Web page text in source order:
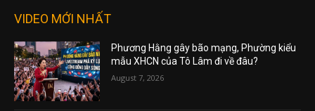
VIDEO MỚI NHẤT
Phương Hằng gây bão mạng, Phường kiểu
mẫu XHCN của Tô Lâm đi về đâu?
August 7, 2026